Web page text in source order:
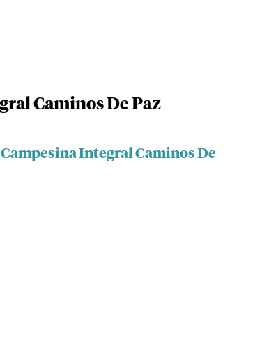
Caminos De Paz
Integral Caminos De